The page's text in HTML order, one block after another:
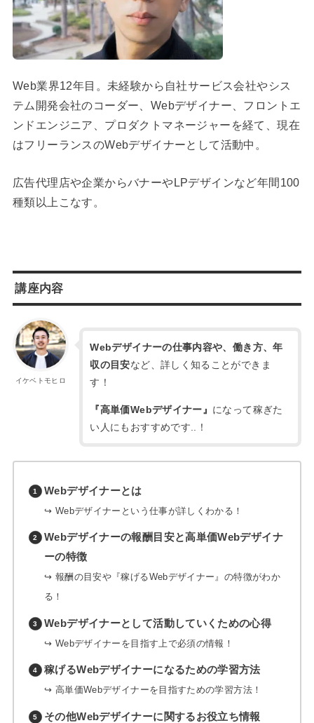
Web業界12年目。未経験から自社サービス会社やシス
テム開発会社のコーダー、Webデザイナー、フロントエ
ンドエンジニア、プロダクトマネージャーを経て、現在
はフリーランスのWebデザイナーとして活動中。
広告代理店や企業からバナーやLPデザインなど年間100
種類以上こなす。
講座内容
イケベトモヒロ
Webデザイナーの仕事内容や、働き方、年
収の目安など、詳しく知ることができま
す！
『高単価Webデザイナー』 になって稼ぎた
い人にもおすすめです..！
Webデザイナーとは
↪︎ Webデザイナーという仕事が詳しくわかる！
Webデザイナーの報酬目安と高単価Webデザイナ
ーの特徴
↪︎ 報酬の目安や『稼げるWebデザイナー』の特徴がわか
る！
Webデザイナーとして活動していくための心得
↪︎ Webデザイナーを目指す上で必須の情報！
稼げるWebデザイナーになるための学習方法
↪︎ 高単価Webデザイナーを目指すための学習方法！
その他Webデザイナーに関するお役立ち情報